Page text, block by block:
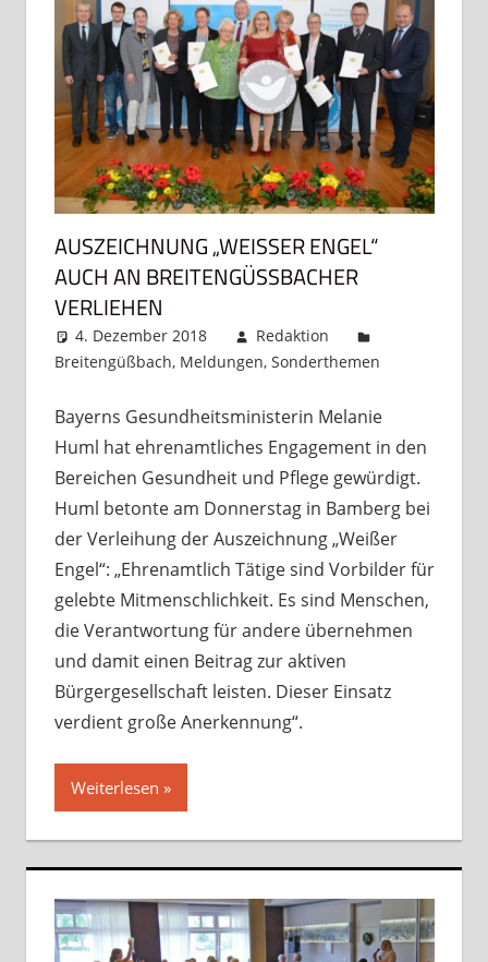
AUSZEICHNUNG „WEISSER ENGEL“ A
UCH AN BREITENGÜSSBACHER VE
RLIEHEN
4. Dezember 2018
Redaktion
Breitengüßbach, Meldungen, Sonderthemen
Bayerns Gesundheitsministerin Melanie
Huml hat ehrenamtliches Engagement in den
Bereichen Gesundheit und Pflege gewürdigt.
Huml betonte am Donnerstag in Bamberg bei
der Verleihung der Auszeichnung „Weißer
Engel“: „Ehrenamtlich Tätige sind Vorbilder für
gelebte Mitmenschlichkeit. Es sind Menschen,
die Verantwortung für andere übernehmen
und damit einen Beitrag zur aktiven
Bürgergesellschaft leisten. Dieser Einsatz
verdient große Anerkennung“.
Weiterlesen